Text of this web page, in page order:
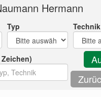
Hermann
Typ Technik